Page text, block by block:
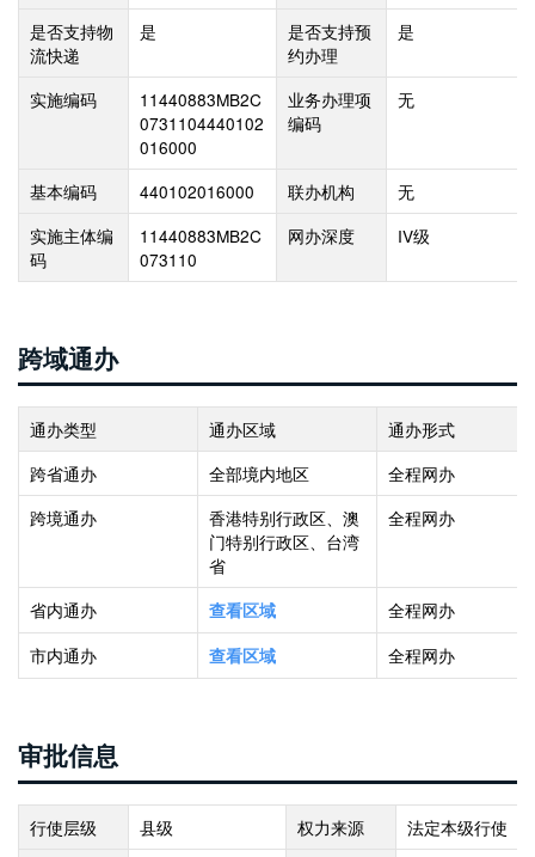
是否支持物
流快递
是
是否支持预
约办理
是
实施编码
11440883MB2C
0731104440102
016000
业务办理项
编码
无
基本编码 440102016000 联办机构
无
实施主体编
码
11440883MB2C
073110
网办深度 IV级
跨域通办
通办类型 通办区域
通办形式
跨省通办
全部境内地区
全程网办
跨境通办
香港特别行政区、澳
门特别行政区、台湾
省
全程网办
省内通办 查看区域
全程网办
市内通办
查看区域 全程网办
审批信息
行使层级 县级 权力来源
法定本级行使